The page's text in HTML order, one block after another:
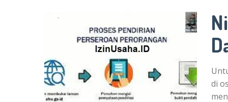
di